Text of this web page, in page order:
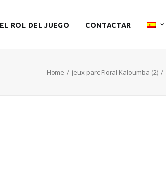
EL ROL DEL JUEGO CONTACTAR
Home jeux parc Floral Kaloumba (2)